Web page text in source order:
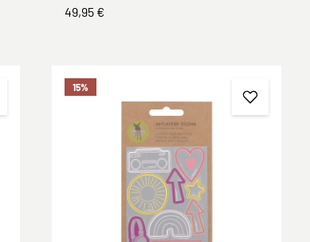
49,95 €
15%